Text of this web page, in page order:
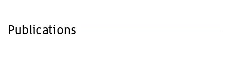
Publications